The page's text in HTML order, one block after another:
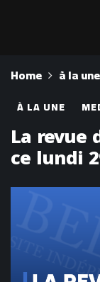
Home à la une
À LA UNE
La revue
ce lundi